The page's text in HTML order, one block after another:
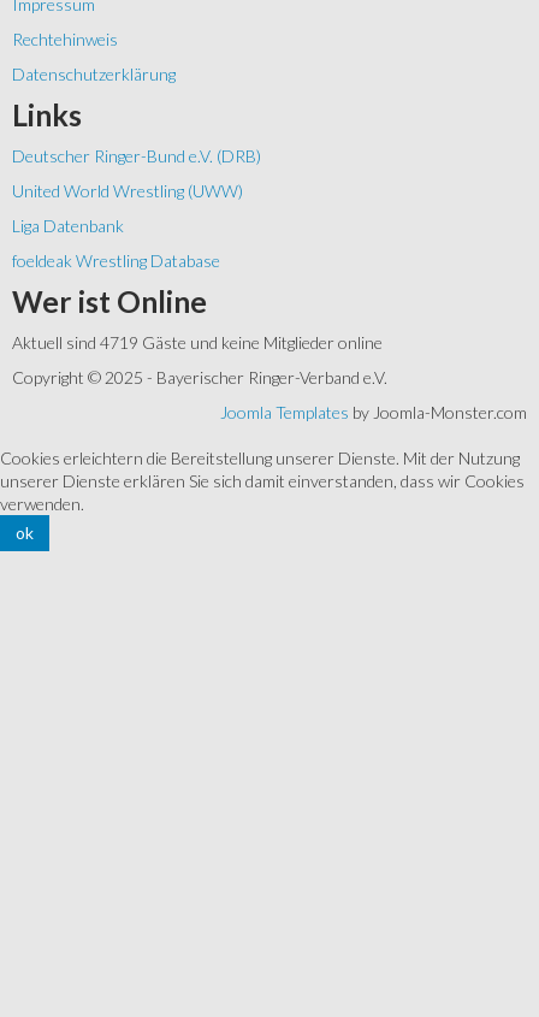
Impressum
Rechtehinweis
Datenschutzerklärung
Links
Deutscher Ringer-Bund e.V. (DRB)
United World Wrestling (UWW)
Liga Datenbank
foeldeak Wrestling Database
Wer ist Online
Aktuell sind 4719 Gäste und keine Mitglieder online
Copyright © 2025 - Bayerischer Ringer-Verband e.V.
Joomla Templates by Joomla-Monster.com
Cookies erleichtern die Bereitstellung unserer Dienste. Mit der Nutzung
unserer Dienste erklären Sie sich damit einverstanden, dass wir Cookies
verwenden.
ok